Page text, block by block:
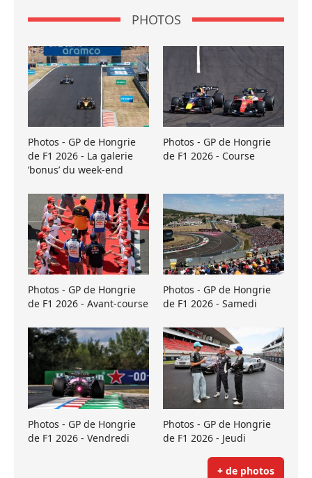
PHOTOS
Photos - GP de Hongrie
de F1 2026 - La galerie
’bonus’ du week-end
Photos - GP de Hongrie
de F1 2026 - Course
Photos - GP de Hongrie
de F1 2026 - Avant-course
Photos - GP de Hongrie
de F1 2026 - Samedi
Photos - GP de Hongrie
de F1 2026 - Vendredi
Photos - GP de Hongrie
de F1 2026 - Jeudi
+ de photos